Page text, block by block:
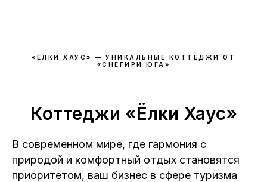
«ЁЛКИ ХАУС» — УНИКАЛЬНЫЕ КОТТЕДЖИ ОТ
«СНЕГИРИ ЮГА»
Коттеджи «Ёлки Хаус»
В современном мире, где гармония с
природой и комфортный отдых становятся
приоритетом, ваш бизнес в сфере туризма